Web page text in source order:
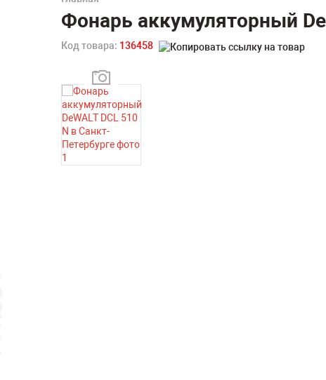
Фонарь аккумуляторный
Код товара: 136458